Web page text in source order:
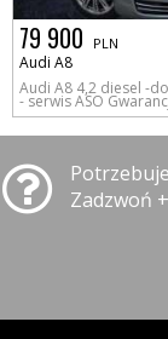
79 900 PLN
Audi A8
Audi A8 4,2 diesel -
- serwis ASO
Zadzwoń